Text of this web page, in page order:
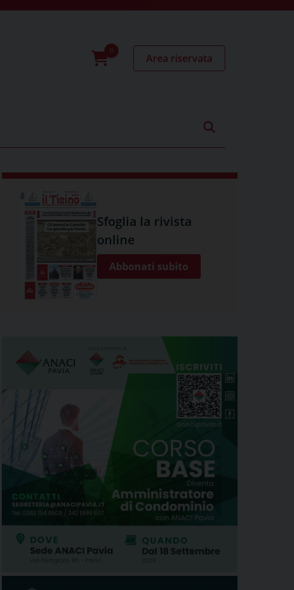
0
Area riservata
Sfoglia la rivista
online
Abbonati subito